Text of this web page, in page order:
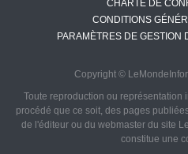
CHARTE DE
CONDITIONS
PARAMÈTRES DE GESTION
Copyright ©
Toute reproduction ou
procédé que ce soit, des pages
de l'éditeur ou du webmaster du site
constitue une